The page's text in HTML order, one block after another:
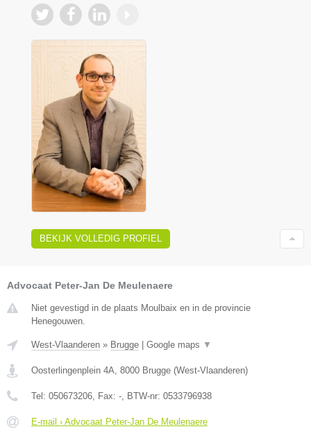
BEKIJK VOLLEDIG PROFIEL
Advocaat Peter-Jan De Meulenaere
Niet gevestigd in de plaats Moulbaix en in de provincie
Henegouwen.
West-Vlaanderen » Brugge Google maps ▼
Oosterlingenplein 4A 8000 Brugge (West-Vlaanderen)
Tel: 050673206 , Fax: - , BTW-nr: 0533796938
E-mail › Advocaat Peter-Jan De Meulenaere